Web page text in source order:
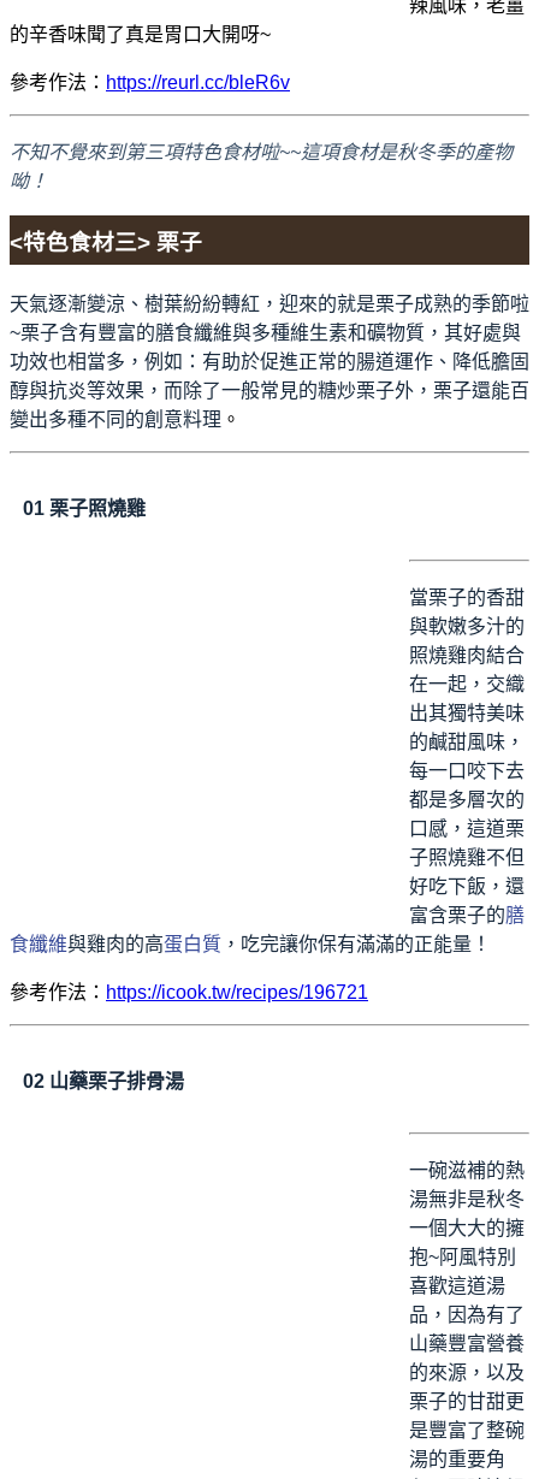
辣風味，老薑
的辛香味聞了真是胃口大開呀~
參考作法： https://reurl.cc/bleR6v
不知不覺來到第三項特色食材啦~~這項食材是秋冬季的產物
呦！
<特色食材三> 栗子
天氣逐漸變涼、樹葉紛紛轉紅，迎來的就是栗子成熟的季節啦
~栗子含有豐富的膳食纖維與多種維生素和礦物質，其好處與
功效也相當多，例如：有助於促進正常的腸道運作、降低膽固
醇與抗炎等效果，而除了一般常見的糖炒栗子外，栗子還能百
變出多種不同的創意料理 。
01 栗子照燒雞
當栗子的香甜
與軟嫩多汁的
照燒雞肉結合
在一起，交織
出其獨特美味
的鹹甜風味，
每一口咬下去
都是多層次的
口感，這道栗
子照燒雞不但
好吃下飯，還
富含栗子的膳
食纖維與雞肉的高蛋白質 ，吃完讓你保有滿滿的正能量！
參考作法： https://icook.tw/recipes/196721
02 山藥栗子排骨湯
一碗滋補的熱
湯無非是秋冬
一個大大的擁
抱~阿風特別
喜歡這道湯
品，因為有了
山藥豐富營養
的來源，以及
栗子的甘甜更
是豐富了整碗
湯的重要角